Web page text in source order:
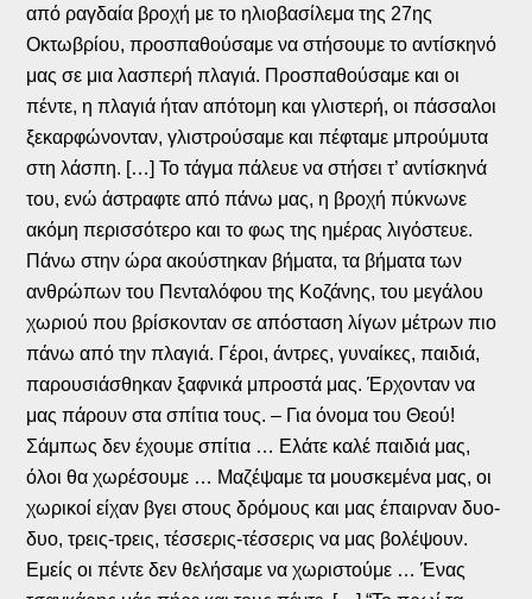
από ραγδαία βροχή με το ηλιοβασίλεμα της 27ης
Οκτωβρίου, προσπαθούσαμε να στήσουμε το αντίσκηνό
μας σε μια λασπερή πλαγιά. Προσπαθούσαμε και οι
πέντε, η πλαγιά ήταν απότομη και γλιστερή, οι πάσσαλοι
ξεκαρφώνονταν, γλιστρούσαμε και πέφταμε μπρούμυτα
στη λάσπη. […] Το τάγμα πάλευε να στήσει τ’ αντίσκηνά
του, ενώ άστραφτε από πάνω μας, η βροχή πύκνωνε
ακόμη περισσότερο και το φως της ημέρας λιγόστευε.
Πάνω στην ώρα ακούστηκαν βήματα, τα βήματα των
ανθρώπων του Πενταλόφου της Κοζάνης, του μεγάλου
χωριού που βρίσκονταν σε απόσταση λίγων μέτρων πιο
πάνω από την πλαγιά. Γέροι, άντρες, γυναίκες, παιδιά,
παρουσιάσθηκαν ξαφνικά μπροστά μας. Έρχονταν να
μας πάρουν στα σπίτια τους. – Για όνομα του Θεού!
Σάμπως δεν έχουμε σπίτια … Ελάτε καλέ παιδιά μας,
όλοι θα χωρέσουμε … Μαζέψαμε τα μουσκεμένα μας, οι
χωρικοί είχαν βγει στους δρόμους και μας έπαιρναν δυο-
δυο, τρεις-τρεις, τέσσερις-τέσσερις να μας βολέψουν.
Εμείς οι πέντε δεν θελήσαμε να χωριστούμε … Ένας